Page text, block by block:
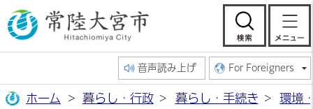
常陸大宮市公
検
音声読み上げ For Foreigners
ホーム 暮らし・行政 暮らし・手続き 環境